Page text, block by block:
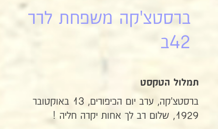
ברסטצ'קה משפחת לרר
42ב
תמלול הטקסט
ברסטצ'קה, ערב יום הכיפורים, 13 באוקטובר
1929, שלום רב לך אחות יקרה חליה !